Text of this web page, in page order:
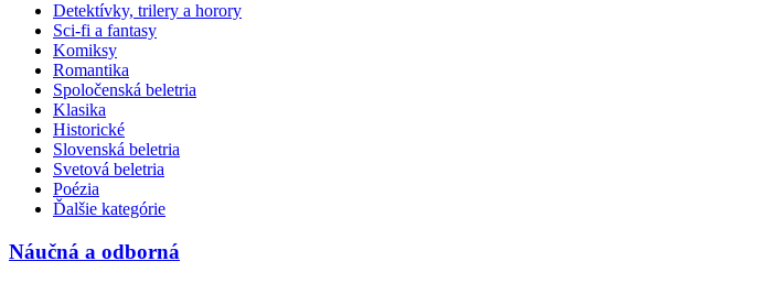
Detektívky, trilery a horory
Sci-fi a fantasy
Komiksy
Romantika
Spoločenská beletria
Klasika
Historické
Slovenská beletria
Svetová beletria
Poézia
Ďalšie kategórie
Náučná a odborná